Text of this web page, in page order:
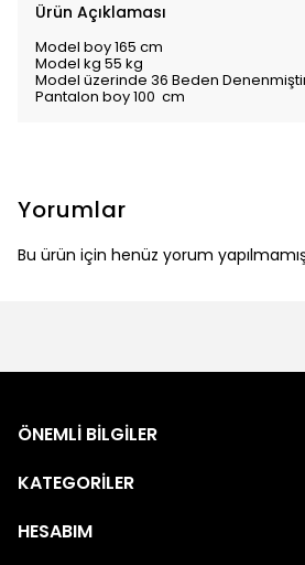
Ürün Açıklaması
Model boy 165 cm
Model kg 55 kg
Model üzerinde 36 Beden
Pantalon boy 100 cm
Yorumlar
Bu ürün için henüz yorum
ÖNEMLİ BİLGİLER
KATEGORİLER
HESABIM